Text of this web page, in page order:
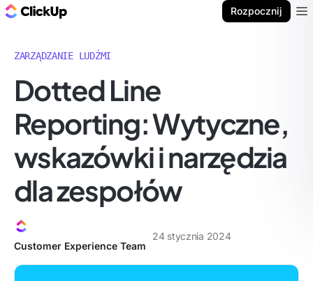
Rozpocznij
ZARZĄDZANIE LUDŹMI
Dotted Line
Reporting: Wytyczne,
wskazówki i narzędzia
dla zespołów
Customer Experience Team
24 stycznia 2024